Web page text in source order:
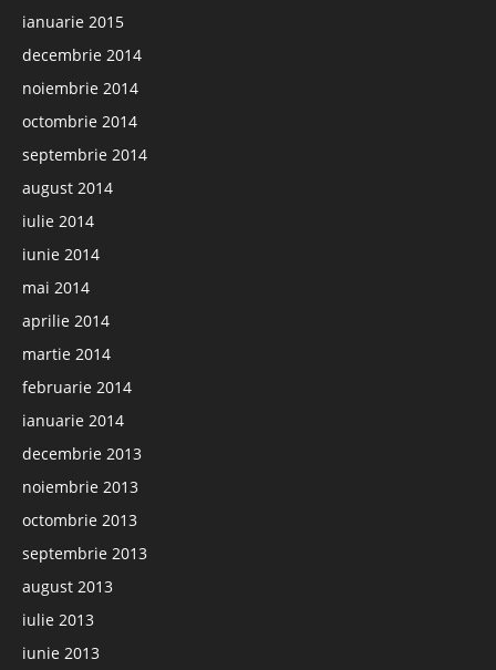
ianuarie 2015
decembrie 2014
noiembrie 2014
octombrie 2014
septembrie 2014
august 2014
iulie 2014
iunie 2014
mai 2014
aprilie 2014
martie 2014
februarie 2014
ianuarie 2014
decembrie 2013
noiembrie 2013
octombrie 2013
septembrie 2013
august 2013
iulie 2013
iunie 2013